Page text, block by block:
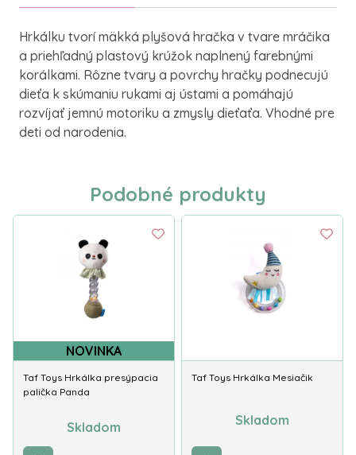
Hrkálku tvorí mäkká plyšová hračka v tvare mráčika
a priehľadný plastový krúžok naplnený farebnými
korálkami. Rôzne tvary a povrchy hračky podnecujú
dieťa k skúmaniu rukami aj ústami a pomáhajú
rozvíjať jemnú motoriku a zmysly dieťaťa. Vhodné pre
deti od narodenia.
Podobné produkty
NOVINKA
Taf Toys Hrkálka presýpacia
palička Panda
Skladom
Taf Toys Hrkálka Mesiačik
Skladom